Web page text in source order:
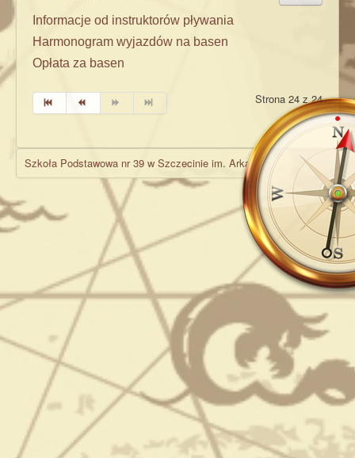
Informacje od instruktorów pływania
Harmonogram wyjazdów na basen
Opłata za basen
Strona 24 z 24
Szkoła Podstawowa nr 39 w Szczecinie im. Arkadego Fiedlera